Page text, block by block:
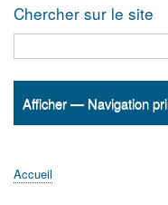
Chercher sur le site
Navigation
Afficher — Navigation
Accueil
ActualitésMATh.en.JEANS ?
Régions et Ateliers
Créer, gérer un
Sujets/Publications
Congrès
Accueil